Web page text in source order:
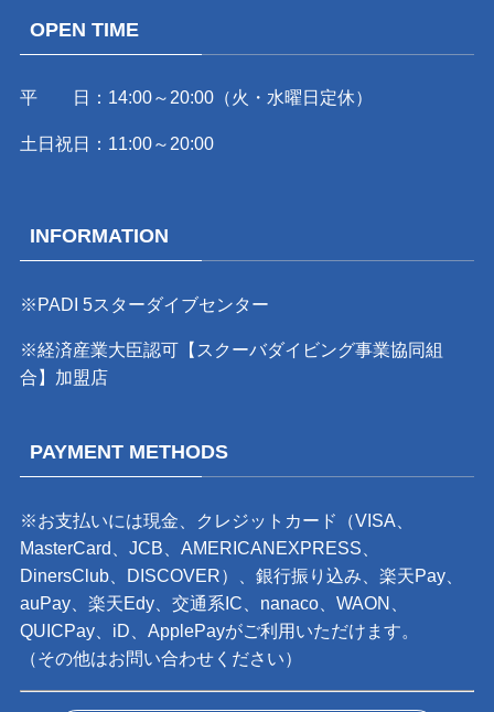
OPEN TIME
平 日：14:00～20:00（火・水曜日定休）
土日祝日：11:00～20:00
INFORMATION
※PADI 5スターダイブセンター
※経済産業大臣認可【スクーバダイビング事業協同組
合】加盟店
PAYMENT METHODS
※お支払いには現金、クレジットカード（VISA、
MasterCard、JCB、AMERICANEXPRESS、
DinersClub、DISCOVER）、銀行振り込み、楽天Pay、
auPay、楽天Edy、交通系IC、nanaco、WAON、
QUICPay、iD、ApplePayがご利用いただけます。
（その他はお問い合わせください）